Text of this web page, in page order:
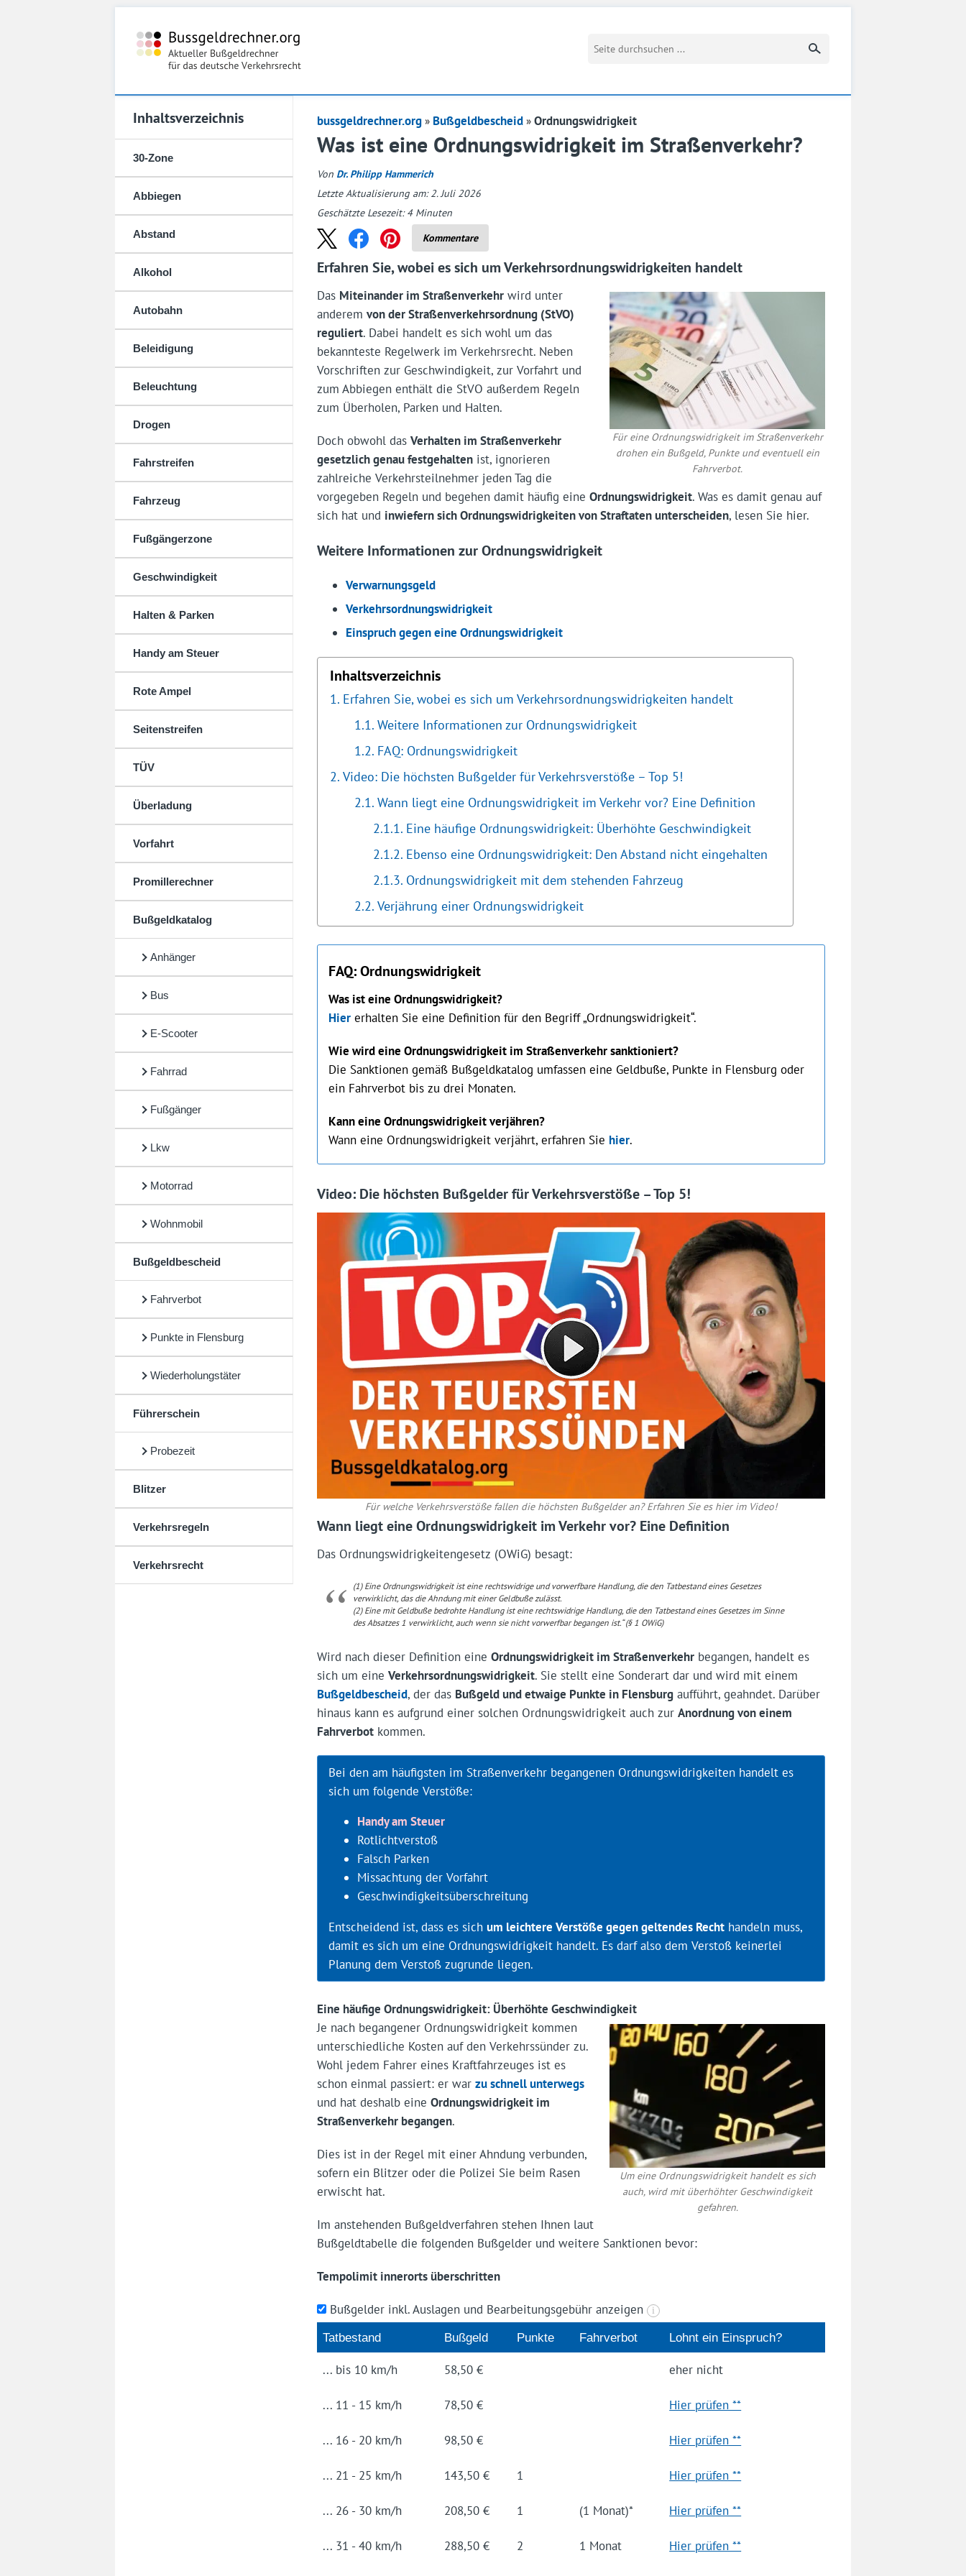
Suchbegriff eingeben
Inhaltsverzeichnis
30-Zone
Abbiegen
Abstand
Alkohol
Autobahn
Beleidigung
Beleuchtung
Drogen
Fahrstreifen
Fahrzeug
Fußgängerzone
Geschwindigkeit
Halten & Parken
Handy am Steuer
Rote Ampel
Seitenstreifen
TÜV
Überladung
Vorfahrt
Promillerechner
Bußgeldkatalog
Anhänger
Bus
E-Scooter
Fahrrad
Fußgänger
Lkw
Motorrad
Wohnmobil
Bußgeldbescheid
Fahrverbot
Punkte in Flensburg
Wiederholungstäter
Führerschein
Probezeit
Blitzer
Verkehrsregeln
Verkehrsrecht
bussgeldrechner.org Bußgeldbescheid Ordnungswidrigkeit
Was ist eine Ordnungswidrigkeit im Straßenverkehr?
Von Dr. Philipp Hammerich
Letzte Aktualisierung am: 2. Juli 2026
Geschätzte Lesezeit:4 Minuten
Kommentare
Erfahren Sie, wobei es sich um Verkehrsordnungswidrigkeiten handelt
Für eine Ordnungswidrigkeit im Straßenverkehr
drohen ein Bußgeld, Punkte und eventuell ein
Fahrverbot.
Das Miteinander im Straßenverkehrwird unter
anderem von der Straßenverkehrsordnung (StVO)
reguliert. Dabei handelt es sich wohl um das
bekannteste Regelwerk im Verkehrsrecht. Neben
Vorschriften zur Geschwindigkeit, zur Vorfahrt und
zum Abbiegen enthält die StVO außerdem Regeln
zum Überholen, Parken und Halten.
Doch obwohl das Verhalten im Straßenverkehr
gesetzlich genau festgehaltenist, ignorieren
zahlreiche Verkehrsteilnehmer jeden Tag die
vorgegeben Regeln und begehen damit häufig eine Ordnungswidrigkeit. Was es damit genau auf
sich hat und inwiefern sich Ordnungswidrigkeiten von Straftaten unterscheiden, lesen Sie hier.
Weitere Informationen zur Ordnungswidrigkeit
Verwarnungsgeld
Verkehrsordnungswidrigkeit
Einspruch gegen eine Ordnungswidrigkeit
Inhaltsverzeichnis
Erfahren Sie, wobei es sich um Verkehrsordnungswidrigkeiten handelt
Weitere Informationen zur Ordnungswidrigkeit
FAQ: Ordnungswidrigkeit
Video: Die höchsten Bußgelder für Verkehrsverstöße – Top 5!
Wann liegt eine Ordnungswidrigkeit im Verkehr vor? Eine Definition
Eine häufige Ordnungswidrigkeit: Überhöhte Geschwindigkeit
Ebenso eine Ordnungswidrigkeit: Den Abstand nicht eingehalten
Ordnungswidrigkeit mit dem stehenden Fahrzeug
Verjährung einer Ordnungswidrigkeit
FAQ: Ordnungswidrigkeit
Was ist eine Ordnungswidrigkeit?
Hiererhalten Sie eine Definition für den Begriff „Ordnungswidrigkeit“.
Wie wird eine Ordnungswidrigkeit im Straßenverkehr sanktioniert?
Die Sanktionen gemäß Bußgeldkatalog umfassen eine Geldbuße, Punkte in Flensburg oder
ein Fahrverbot bis zu drei Monaten.
Kann eine Ordnungswidrigkeit verjähren?
Wann eine Ordnungswidrigkeit verjährt, erfahren Sie hier.
Video: Die höchsten Bußgelder für Verkehrsverstöße – Top 5!
Für welche Verkehrsverstöße fallen die höchsten Bußgelder an? Erfahren Sie es hier im Video!
Wann liegt eine Ordnungswidrigkeit im Verkehr vor? Eine Definition
Das Ordnungswidrigkeitengesetz (OWiG) besagt:
(1) Eine Ordnungswidrigkeit ist eine rechtswidrige und vorwerfbare Handlung, die den Tatbestand eines Gesetzes
verwirklicht, das die Ahndung mit einer Geldbuße zulässt.
(2) Eine mit Geldbuße bedrohte Handlung ist eine rechtswidrige Handlung, die den Tatbestand eines Gesetzes im Sinne
des Absatzes 1 verwirklicht, auch wenn sie nicht vorwerfbar begangen ist.“ (§ 1 OWiG)
Wird nach dieser Definition eine Ordnungswidrigkeit im Straßenverkehrbegangen, handelt es
sich um eine Verkehrsordnungswidrigkeit. Sie stellt eine Sonderart dar und wird mit einem
Bußgeldbescheid, der das Bußgeld und etwaige Punkte in Flensburgaufführt, geahndet. Darüber
hinaus kann es aufgrund einer solchen Ordnungswidrigkeit auch zur Anordnung von einem
Fahrverbotkommen.
Bei den am häufigsten im Straßenverkehr begangenen Ordnungswidrigkeiten handelt es
sich um folgende Verstöße:
Handy am Steuer
Rotlichtverstoß
Falsch Parken
Missachtung der Vorfahrt
Geschwindigkeitsüberschreitung
Entscheidend ist, dass es sich um leichtere Verstöße gegen geltendes Rechthandeln muss,
damit es sich um eine Ordnungswidrigkeit handelt. Es darf also dem Verstoß keinerlei
Planung dem Verstoß zugrunde liegen.
Eine häufige Ordnungswidrigkeit: Überhöhte Geschwindigkeit
Um eine Ordnungswidrigkeit handelt es sich
auch, wird mit überhöhter Geschwindigkeit
gefahren.
Je nach begangener Ordnungswidrigkeit kommen
unterschiedliche Kosten auf den Verkehrssünder zu.
Wohl jedem Fahrer eines Kraftfahrzeuges ist es
schon einmal passiert: er war zu schnell unterwegs
und hat deshalb eine Ordnungswidrigkeit im
Straßenverkehr begangen.
Dies ist in der Regel mit einer Ahndung verbunden,
sofern ein Blitzer oder die Polizei Sie beim Rasen
erwischt hat.
Im anstehenden Bußgeldverfahren stehen Ihnen laut
Bußgeldtabelle die folgenden Bußgelder und weitere Sanktionen bevor:
Tempolimit innerorts überschritten
Bußgelder inkl. Auslagen und Bearbeitungsgebühr anzeigen i
Tat­be­stand Buß­geld Punk­te Fahrverbot Lohnt ein Einspruch?
... bis 10 km/h 58,50 € eher nicht
... 11 - 15 km/h 78,50 € Hier prüfen **
... 16 - 20 km/h 98,50 € Hier prüfen **
... 21 - 25 km/h 143,50 € 1 Hier prüfen **
... 26 - 30 km/h 208,50 € 1 (1 Monat)* Hier prüfen **
... 31 - 40 km/h 288,50 € 2 1 Monat Hier prüfen **